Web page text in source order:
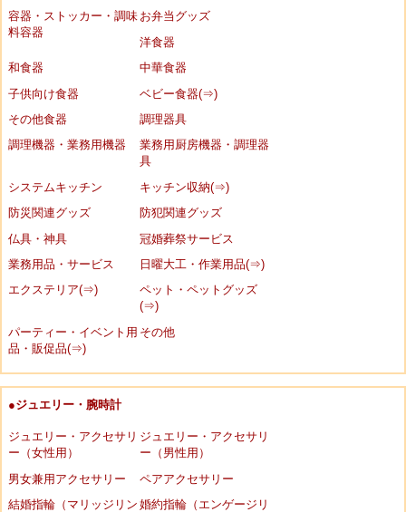
容器・ストッカー・調味
料容器
お弁当グッズ
洋食器
和食器
中華食器
子供向け食器
ベビー食器(⇒)
その他食器
調理器具
調理機器・業務用機器
業務用厨房機器・調理器
具
システムキッチン
キッチン収納(⇒)
防災関連グッズ
防犯関連グッズ
仏具・神具
冠婚葬祭サービス
業務用品・サービス
日曜大工・作業用品(⇒)
エクステリア(⇒)
ペット・ペットグッズ
(⇒)
パーティー・イベント用
品・販促品(⇒)
その他
●ジュエリー・腕時計
ジュエリー・アクセサリ
ー（女性用）
ジュエリー・アクセサリ
ー（男性用）
男女兼用アクセサリー
ペアアクセサリー
結婚指輪（マリッジリン 婚約指輪（エンゲージリ